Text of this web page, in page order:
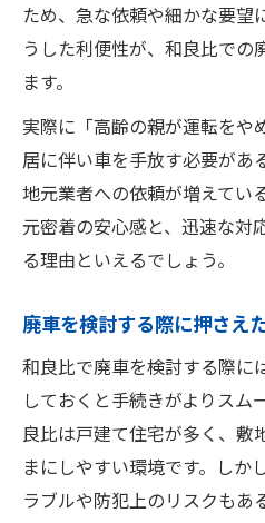
四街道市和良比におけ
析
廃車による費用削減
和良比地域ならで
四街道市和良比の
廃車にともなう地
ため、急な依頼や細かな要望
うした利便性が、和良比での
ます。
実際に「高齢の親が運転をや
居に伴い車を手放す必要があ
地元業者への依頼が増えてい
元密着の安心感と、迅速な対
る理由といえるでしょう。
廃車を検討する際に押さえ
和良比で廃車を検討する際に
しておくと手続きがよりスム
良比は戸建て住宅が多く、敷
まにしやすい環境です。しか
ラブルや防犯上のリスクもあ